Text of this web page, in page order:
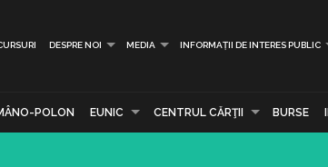
DESPRE NOI MEDIA INFORMAȚII DE INTERES PUBLIC
POLON EUNIC CENTRUL CĂRŢII BURSE